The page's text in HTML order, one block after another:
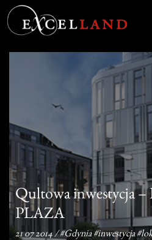
Qultowa inwestycja
PLAZA
21 07 2014/#Gdynia#inwestycja